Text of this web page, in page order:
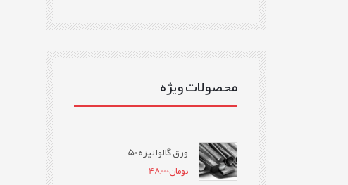
محصولات ویژه
ورق گالوانیزه 50
تومان48,000